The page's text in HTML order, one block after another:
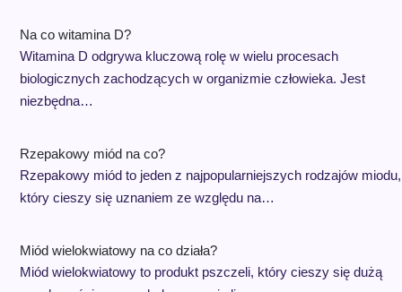
Na co witamina D?
Witamina D odgrywa kluczową rolę w wielu procesach
biologicznych zachodzących w organizmie człowieka. Jest
niezbędna…
Rzepakowy miód na co?
Rzepakowy miód to jeden z najpopularniejszych rodzajów miodu,
który cieszy się uznaniem ze względu na…
Miód wielokwiatowy na co działa?
Miód wielokwiatowy to produkt pszczeli, który cieszy się dużą